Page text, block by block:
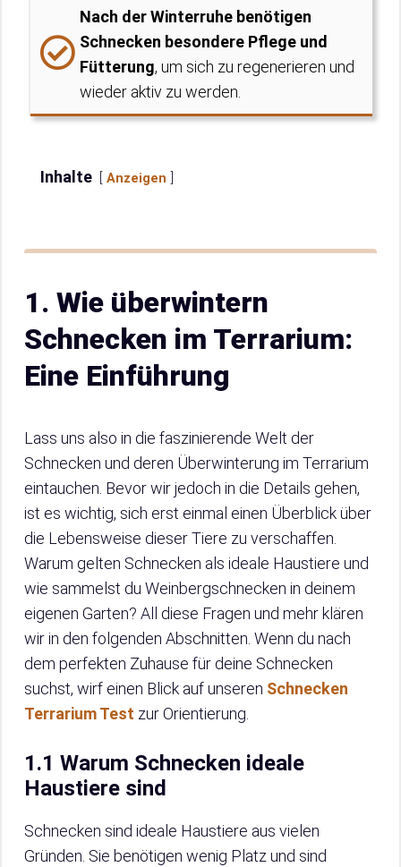
Nach der Winterruhe benötigen
Schnecken besondere Pflege und
Fütterung, um sich zu regenerieren und
wieder aktiv zu werden.
Inhalte Anzeigen
1. Wie überwintern
Schnecken im Terrarium:
Eine Einführung
Lass uns also in die faszinierende Welt der
Schnecken und deren Überwinterung im Terrarium
eintauchen. Bevor wir jedoch in die Details gehen,
ist es wichtig, sich erst einmal einen Überblick über
die Lebensweise dieser Tiere zu verschaffen.
Warum gelten Schnecken als ideale Haustiere und
wie sammelst du Weinbergschnecken in deinem
eigenen Garten? All diese Fragen und mehr klären
wir in den folgenden Abschnitten. Wenn du nach
dem perfekten Zuhause für deine Schnecken
suchst, wirf einen Blick auf unseren Schnecken
Terrarium Test zur Orientierung.
1.1 Warum Schnecken ideale
Haustiere sind
Schnecken sind ideale Haustiere aus vielen
Gründen. Sie benötigen wenig Platz und sind